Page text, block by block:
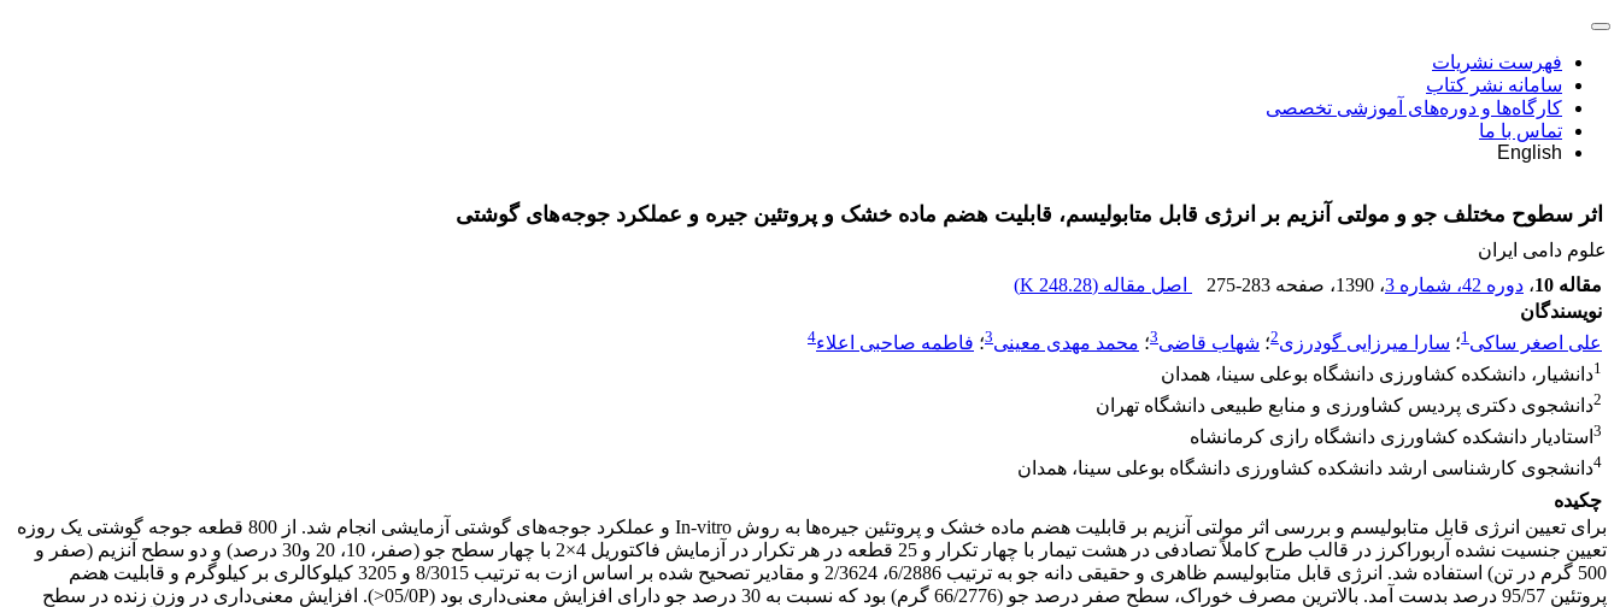
فهرست نشریات
سامانه نشر کتاب
کارگاه‌ها و دوره‌های آموزشی تخصصی
تماس با ما
English
اثر سطوح مختلف جو و مولتی آنزیم بر انرژی قابل متابولیسم، قابلیت هضم ماده خشک و پروتئین جیره و عملکرد جوجه‌های گوشتی
علوم دامی ایران
مقاله 10
، دوره 42، شماره 3 ، 1390 ، صفحه 275-283 اصل مقاله (248.28 K
)
نویسندگان
علی اصغر ساکی1؛ سارا میرزایی گودرزی2؛ شهاب قاضی3؛ محمد مهدی معینی3؛ فاطمه صاحبی اعلاء4
1دانشیار، دانشکده کشاورزی دانشگاه بوعلی سینا، همدان
2دانشجوی دکتری پردیس کشاورزی و منابع طبیعی دانشگاه تهران
3 استادیار دانشکده کشاورزی دانشگاه رازی کرمانشاه
4دانشجوی کارشناسی ارشد دانشکده کشاورزی دانشگاه بوعلی سینا، همدان
چکیده
برای تعیین انرژی قابل‌ متابولیسم و بررسی اثر مولتی آنزیم بر قابلیت هضم ماده خشک و پروتئین جیره‌ها به روش In-vitro و عملکرد جوجه‌های گوشتی آزمایشی انجام شد. از 800 قطعه جوجه گوشتی یک روزه
تعیین جنسیت نشده آربوراکرز در قالب طرح کاملاً تصادفی در هشت تیمار با چهار تکرار و 25 قطعه در هر تکرار در آزمایش فاکتوریل 4×2 با چهار سطح جو (صفر، 10، 20 و30 درصد) و دو سطح آنزیم (صفر و
500 گرم در تن) استفاده شد. انرژی قابل ‌متابولیسم ظاهری و حقیقی دانه جو به ترتیب 6/2886، 2/3624 و مقادیر تصحیح شده بر اساس ازت به ترتیب 8/3015 و 3205 کیلو‌کالری بر کیلوگرم و قابلیت هضم
پروتئین 95/57 درصد بدست آمد. بالاترین مصرف خوراک، سطح صفر درصد جو (66/2776 گرم) بود که نسبت به 30 درصد جو دارای افزایش معنی‌داری بود (05/0P<). افزایش معنی‌داری در وزن زنده در سطح